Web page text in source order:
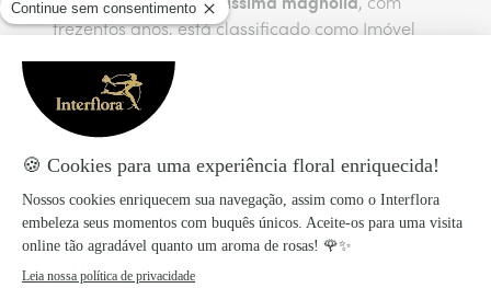
trezentos anos, está classificado como Imóvel
paisagens do rio Douro, junta-se a beleza
florestal caraterizada por carvalhos,
castanheiros e pinheiros das margens do rio
Sousa e do rio Ferreira.